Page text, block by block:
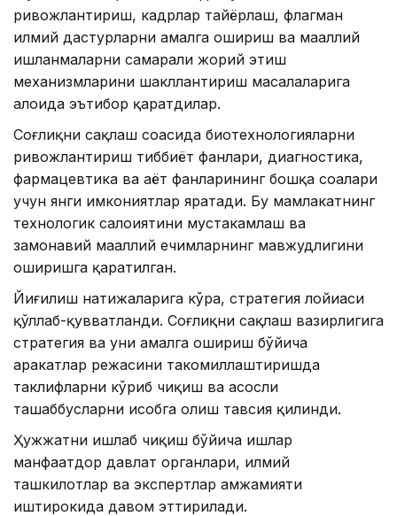
ривожлантириш, кадрлар тайёрлаш, флагман
илмий дастурларни амалга ошириш ва маҳаллий
ишланмаларни самарали жорий этиш
механизмларини шакллантириш масалаларига
алоҳида эътибор қаратдилар.
Соғлиқни сақлаш соҳасида биотехнологияларни
ривожлантириш тиббиёт фанлари, диагностика,
фармацевтика ва ҳаёт фанларининг бошқа соҳалари
учун янги имкониятлар яратади. Бу мамлакатнинг
технологик салоҳиятини мустаҳкамлаш ва
замонавий маҳаллий ечимларнинг мавжудлигини
оширишга қаратилган.
Йиғилиш натижаларига кўра, стратегия лойиҳаси
қўллаб-қувватланди. Соғлиқни сақлаш вазирлигига
стратегия ва уни амалга ошириш бўйича
ҳаракатлар режасини такомиллаштиришда
таклифларни кўриб чиқиш ва асосли
ташаббусларни ҳисобга олиш тавсия қилинди.
Ҳужжатни ишлаб чиқиш бўйича ишлар
манфаатдор давлат органлари, илмий
ташкилотлар ва экспертлар ҳамжамияти
иштирокида давом эттирилади.